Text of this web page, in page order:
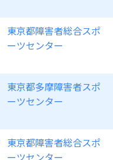
東京都障害者総合スポ
ーツセンター
東京都多摩障害者スポ
ーツセンター
東京都障害者総合スポ
ーツセンター